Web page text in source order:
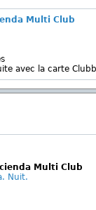
Multi Club
avec la carte
Multi Club
Nuit.